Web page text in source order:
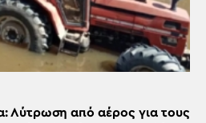
Λύτρωση από αέρος για τους